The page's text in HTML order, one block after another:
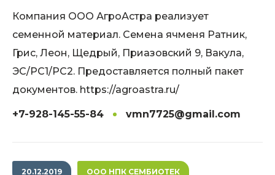
Компания ООО АгроАстра реализует
семенной материал. Семена ячменя Ратник,
Грис, Леон, Щедрый, Приазовский 9, Вакула,
ЭС/РС1/РС2. Предоставляется полный пакет
документов. https://agroastra.ru/
+7-928-145-55-84 vmn7725@gmail.com
20.12.2019 ООО НПК СЕМБИОТЕК